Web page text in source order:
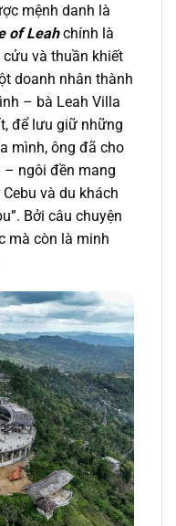
mệnh danh là
of Leah chính là
và thuần khiết
doanh nhân thành
– bà Leah Villa
để lưu giữ những
mình, ông đã cho
– ngôi đền mang
và du khách
Bởi câu chuyện
mà còn là minh